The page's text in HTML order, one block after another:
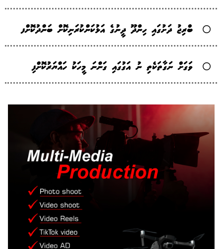
ބްރިޖު ދަށުގައި ހިންދޫ ދީނުގެ އަޅުކަންކުރަނިކޮށް ބަންދުކޮށްފ
ވަގަށް ނަގާތަކެތި ނު އަގުގައި ގަންނަ މީހަކު ހައްޔަރުކޮށްފި